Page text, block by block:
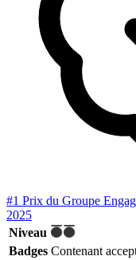
#1 Prix du Groupe
2025
Niveau
Badges Contenant